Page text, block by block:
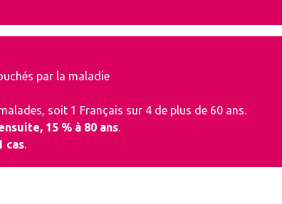
par la maladie
soit 1 Français sur 4 de plus de 60 ans.
15 % à 80 ans.
cas.